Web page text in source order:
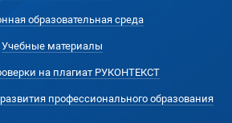
образовательная среда
Учебные материалы
на плагиат РУКОНТЕКСТ
профессионального образования